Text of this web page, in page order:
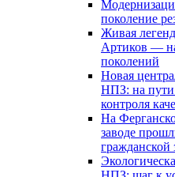
поколение
Живая
Артиков —
поколений
Новая
НПЗ: на пути
контроля
На
заводе
гражданской